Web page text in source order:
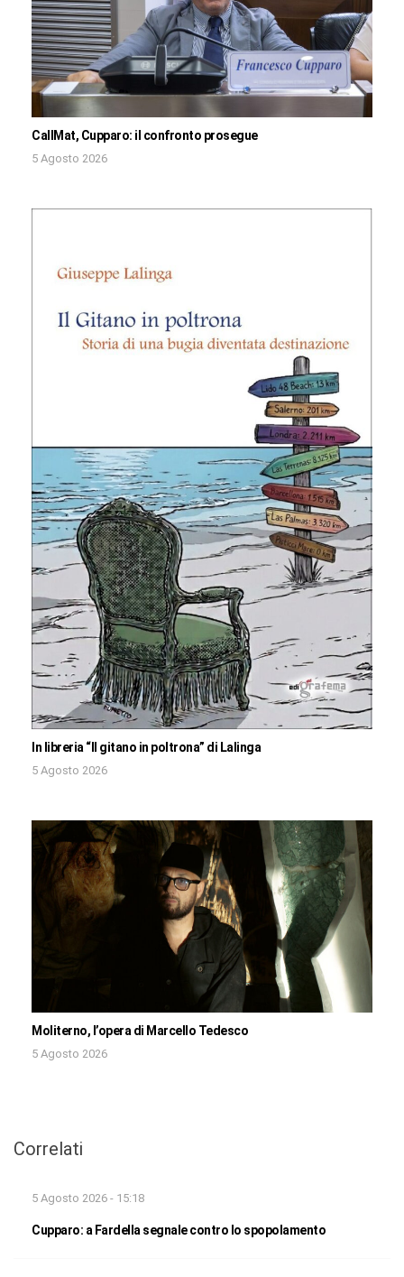
CallMat, Cupparo: il confronto prosegue
5 Agosto 2026
In libreria “Il gitano in poltrona” di Lalinga
5 Agosto 2026
Moliterno, l’opera di Marcello Tedesco
5 Agosto 2026
Correlati
5 Agosto 2026 - 15:18
Cupparo: a Fardella segnale contro lo spopolamento